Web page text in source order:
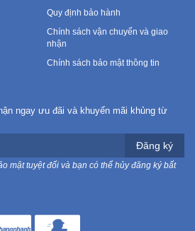
Quy định bảo hành
Chính sách vận chuyển và giao
nhận
Chính sách bảo mật thông tin
ngay ưu đãi và khuyến mãi khủng từ
Đăng ký
mật tuyệt đối và bạn có thể hủy đăng ký bất